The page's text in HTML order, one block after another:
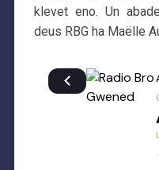
klevet eno. Un
deus RBG ha Maëlle